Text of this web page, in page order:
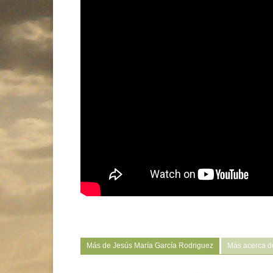
Más de Jesús María García Rodriguez Más acerca